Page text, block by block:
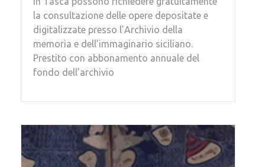
la consultazione delle opere depositate e
digitalizzate presso l’Archivio della
memoria e dell’immaginario siciliano.
Prestito con abbonamento annuale del
fondo dell’archivio